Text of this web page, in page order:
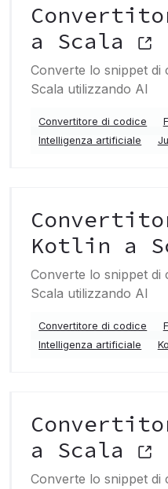
a Scala
Converte lo snippet di
Scala utilizzando AI
Convertitore di codice
Intelligenza artificiale
Kotlin a
Converte lo snippet di
Scala utilizzando AI
Convertitore di codice
Intelligenza artificiale
a Scala
Converte lo snippet di